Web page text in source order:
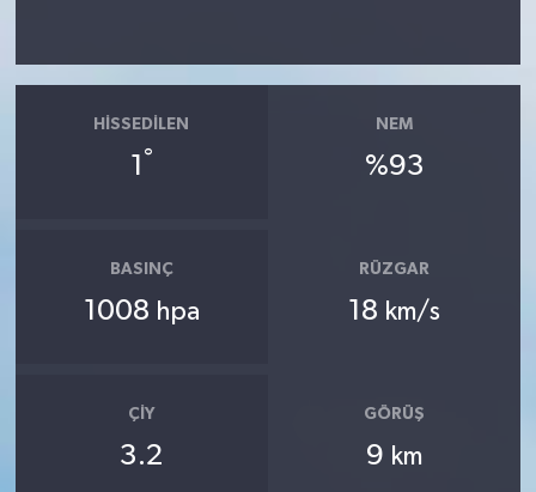
HISSEDILEN
1 °
NEM
%93
BASINÇ
1008 hpa
RÜZGAR
18 km/s
ÇIY
3.2
GÖRÜŞ
9 km